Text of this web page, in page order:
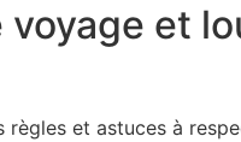
et
et astuces à